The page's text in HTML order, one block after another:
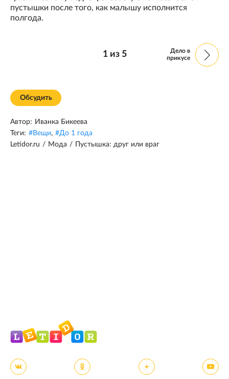
пустышки после того, как малышу исполнится
полгода.
1из 5
Дело в
прикусе
Обсудить
Автор: Иванка Бикеева
Теги: #Вещи, #До 1 года
Letidor.ru / Мода / Пустышка: друг или враг